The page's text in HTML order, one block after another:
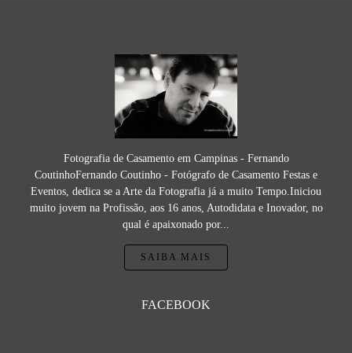
Fotografia de Casamento em Campinas - Fernando
CoutinhoFernando Coutinho - Fotógrafo de Casamento Festas e
Eventos, dedica se a Arte da Fotografia já a muito Tempo.Iniciou
muito jovem na Profissão, aos 16 anos, Autodidata e Inovador, no
qual é apaixonado por...
SAIBA MAIS
FACEBOOK